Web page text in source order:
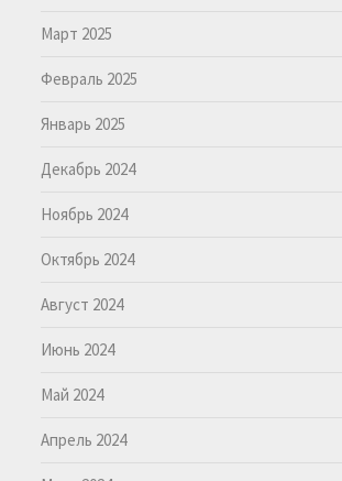
Март 2025
Февраль 2025
Январь 2025
Декабрь 2024
Ноябрь 2024
Октябрь 2024
Август 2024
Июнь 2024
Май 2024
Апрель 2024